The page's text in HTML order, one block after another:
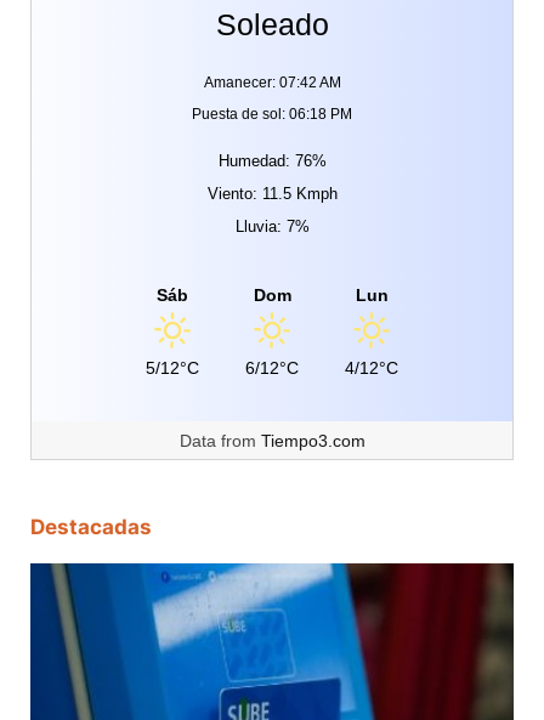
Soleado
Amanecer: 07:42 AM
Puesta de sol: 06:18 PM
Humedad: 76%
Viento: 11.5 Kmph
Lluvia: 7%
Sáb
5/12°C
Dom
6/12°C
Lun
4/12°C
Data from Tiempo3.com
Destacadas